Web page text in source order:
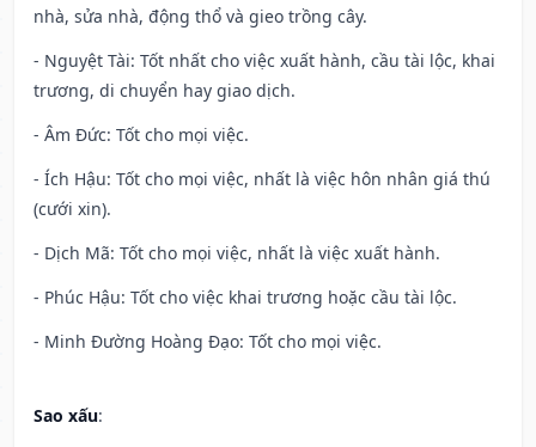
nhà, sửa nhà, động thổ và gieo trồng cây.
- Nguyệt Tài: Tốt nhất cho việc xuất hành, cầu tài lộc, khai
trương, di chuyển hay giao dịch.
- Âm Đức: Tốt cho mọi việc.
- Ích Hậu: Tốt cho mọi việc, nhất là việc hôn nhân giá thú
(cưới xin).
- Dịch Mã: Tốt cho mọi việc, nhất là việc xuất hành.
- Phúc Hậu: Tốt cho việc khai trương hoặc cầu tài lộc.
- Minh Đường Hoàng Đạo: Tốt cho mọi việc.
Sao xấu: